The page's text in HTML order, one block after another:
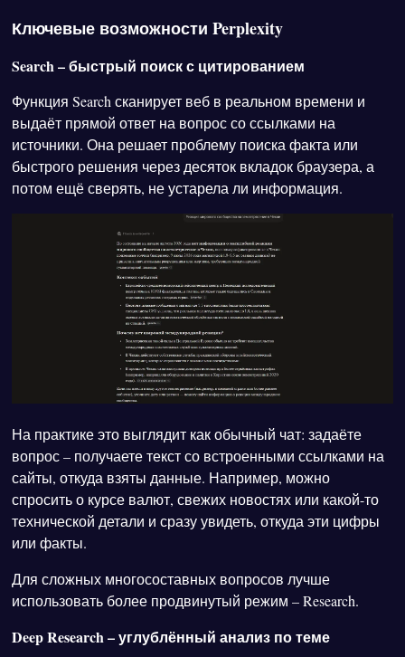
Ключевые возможности Perplexity
Search – быстрый поиск с цитированием
Функция Search сканирует веб в реальном времени и
выдаёт прямой ответ на вопрос со ссылками на
источники. Она решает проблему поиска факта или
быстрого решения через десяток вкладок браузера, а
потом ещё сверять, не устарела ли информация.
На практике это выглядит как обычный чат: задаёте
вопрос – получаете текст со встроенными ссылками на
сайты, откуда взяты данные. Например, можно
спросить о курсе валют, свежих новостях или какой-то
технической детали и сразу увидеть, откуда эти цифры
или факты.
Для сложных многосоставных вопросов лучше
использовать более продвинутый режим – Research.
Deep Research – углублённый анализ по теме